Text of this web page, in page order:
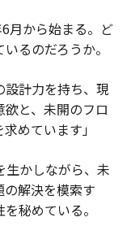
月から始まる。ど
るのだろうか。
設計力を持ち、現
と、未開のフロ
めています」
生かしながら、未
解決を模索す
秘めている。